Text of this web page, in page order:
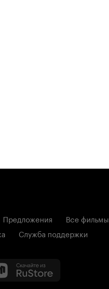
Предложения Все фильмы
Служба поддержки